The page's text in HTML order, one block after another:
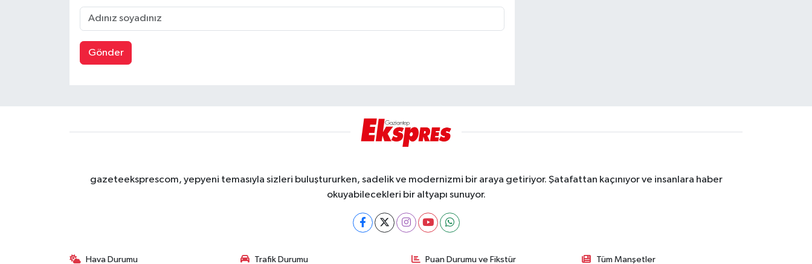
Gönder
gazeteeksprescom, yepyeni temasıyla sizleri buluştururken, sadelik ve modernizmi bir araya getiriyor. Şatafattan kaçınıyor ve insanlara haber
okuyabilecekleri bir altyapı sunuyor.
Hava Durumu Trafik Durumu Puan Durumu ve Fikstür Tüm Manşetler